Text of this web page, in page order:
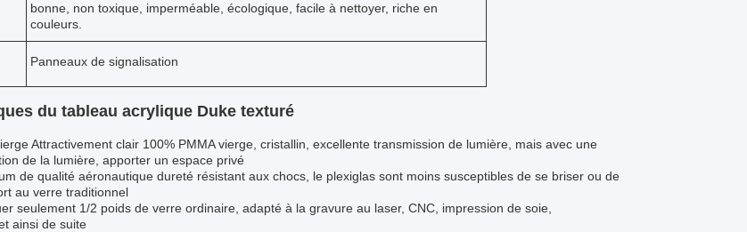
bonne, non toxique, imperméable, écologique, facile à nettoyer, riche en
couleurs.
Panneaux de signalisation
du tableau acrylique Duke texturé
Attractivement clair 100% PMMA vierge, cristallin, excellente transmission de lumière, mais avec une
de la lumière, apporter un espace privé
de qualité aéronautique dureté résistant aux chocs, le plexiglas sont moins susceptibles de se briser ou de
au verre traditionnel
seulement 1/2 poids de verre ordinaire, adapté à la gravure au laser, CNC, impression de soie,
ainsi de suite